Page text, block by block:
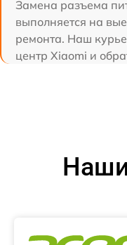
Замена разъема
выполняется на
ремонта. Наш
центр Xiaomi и